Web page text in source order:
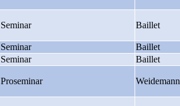
Seminar Baillet
Seminar
Baillet
Seminar
Baillet
Proseminar Weidemann